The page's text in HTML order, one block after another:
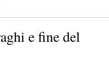
e fine del